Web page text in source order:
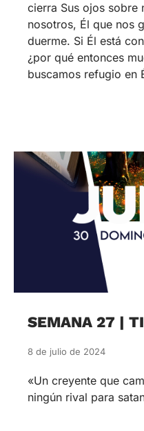
cierra Sus ojos sobre
nosotros, Él que nos
duerme. Si Él está
¿por qué entonces
buscamos refugio en
SEMANA 27 |
8 de julio de 2024
«Un creyente que
ningún rival para